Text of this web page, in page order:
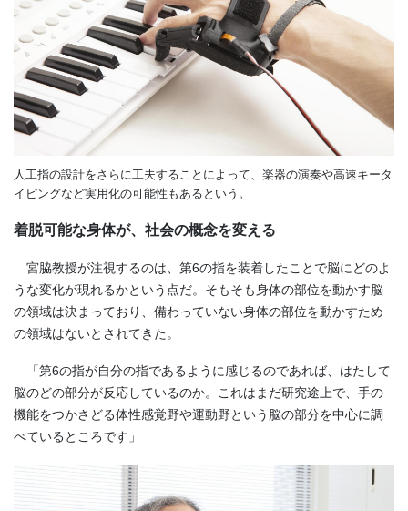
人工指の設計をさらに工夫することによって、楽器の演奏や高速キータ
イピングなど実用化の可能性もあるという。
着脱可能な身体が、社会の概念を変える
宮脇教授が注視するのは、第6の指を装着したことで脳にどのよ
うな変化が現れるかという点だ。そもそも身体の部位を動かす脳
の領域は決まっており、備わっていない身体の部位を動かすため
の領域はないとされてきた。
「第6の指が自分の指であるように感じるのであれば、はたして
脳のどの部分が反応しているのか。これはまだ研究途上で、手の
機能をつかさどる体性感覚野や運動野という脳の部分を中心に調
べているところです」